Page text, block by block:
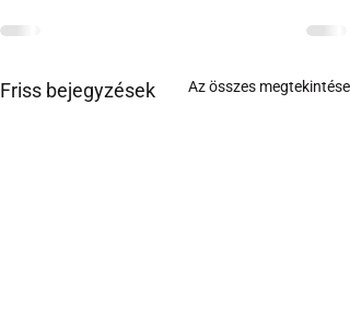
Friss bejegyzések Az összes megtekintése